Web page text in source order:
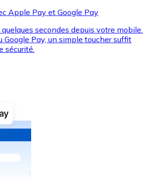
cryptomonnaies en espèces et d'autres
espèces
Apple Pay et Google Pay
secondes depuis votre mobile.
Google Pay, un simple toucher suffit
sécurité.